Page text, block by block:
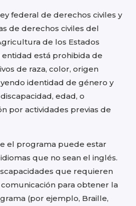
federal de derechos civiles y
de derechos civiles del
de los Estados
entidad está prohibida de
de raza, color, origen
identidad de género y
edad, o
por actividades previas de
el programa puede estar
que no sean el inglés.
que requieren
para obtener la
(por ejemplo, Braille,